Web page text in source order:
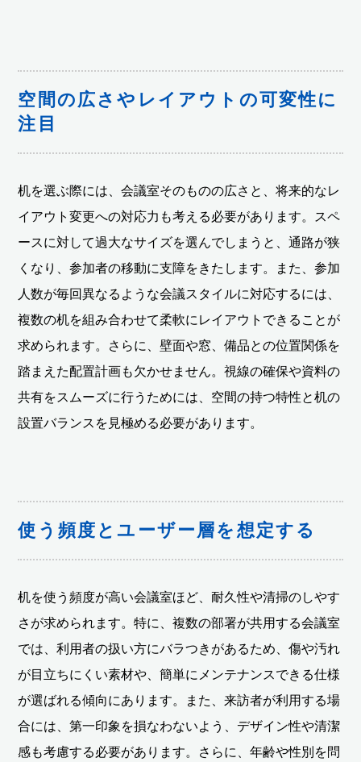
空間の広さやレイアウトの可変性に
注目
机を選ぶ際には、会議室そのものの広さと、将来的なレ
イアウト変更への対応力も考える必要があります。スペ
ースに対して過大なサイズを選んでしまうと、通路が狭
くなり、参加者の移動に支障をきたします。また、参加
人数が毎回異なるような会議スタイルに対応するには、
複数の机を組み合わせて柔軟にレイアウトできることが
求められます。さらに、壁面や窓、備品との位置関係を
踏まえた配置計画も欠かせません。視線の確保や資料の
共有をスムーズに行うためには、空間の持つ特性と机の
設置バランスを見極める必要があります。
使う頻度とユーザー層を想定する
机を使う頻度が高い会議室ほど、耐久性や清掃のしやす
さが求められます。特に、複数の部署が共用する会議室
では、利用者の扱い方にバラつきがあるため、傷や汚れ
が目立ちにくい素材や、簡単にメンテナンスできる仕様
が選ばれる傾向にあります。また、来訪者が利用する場
合には、第一印象を損なわないよう、デザイン性や清潔
感も考慮する必要があります。さらに、年齢や性別を問